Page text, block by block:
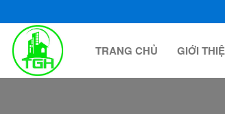
TRANG CHỦ GIỚI